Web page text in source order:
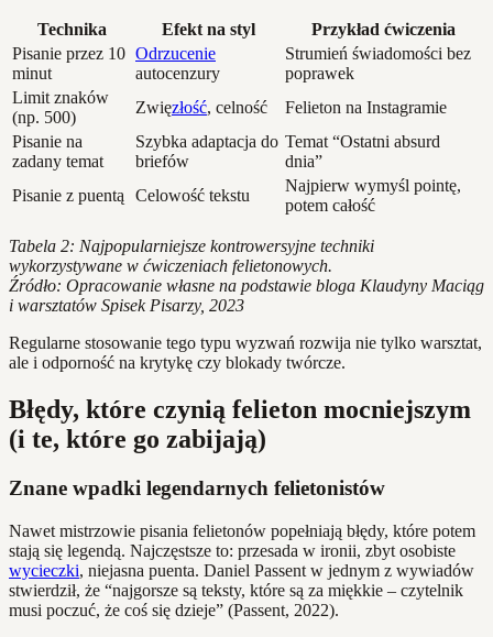
Technika Efekt na styl
Przykład ćwiczenia
Pisanie przez 10
minut
Odrzucenie
autocenzury
Strumień świadomości bez
poprawek
Limit znaków
(np. 500)
Zwięzłość, celność
Felieton na Instagramie
Pisanie na
zadany temat
Szybka adaptacja do
briefów
Temat “Ostatni absurd
dnia”
Pisanie z puentą Celowość tekstu
Najpierw wymyśl pointę,
potem całość
Tabela 2: Najpopularniejsze kontrowersyjne techniki
wykorzystywane w ćwiczeniach felietonowych.
Źródło: Opracowanie własne na podstawie bloga Klaudyny Maciąg
i warsztatów Spisek Pisarzy, 2023
Regularne stosowanie tego typu wyzwań rozwija nie tylko warsztat,
ale i odporność na krytykę czy blokady twórcze.
Błędy, które czynią felieton mocniejszym
(i te, które go zabijają)
Znane wpadki legendarnych felietonistów
Nawet mistrzowie pisania felietonów popełniają błędy, które potem
stają się legendą. Najczęstsze to: przesada w ironii, zbyt osobiste
wycieczki, niejasna puenta. Daniel Passent w jednym z wywiadów
stwierdził, że “najgorsze są teksty, które są za miękkie – czytelnik
musi poczuć, że coś się dzieje” (Passent, 2022).